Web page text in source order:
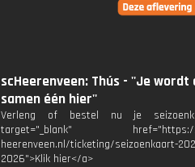
scHeerenveen: Thús - ''Je wordt
samen één hier''
Verleng of bestel nu je
target="_blank" href="https://
heerenveen.nl/ticketing/seizoenkaart-
2026">Klik hier</a>